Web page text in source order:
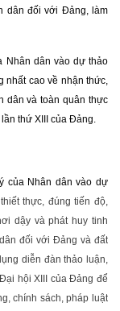
dân đối với Đảng, làm
Nhân dân vào dự thảo
nhất cao về nhận thức,
dân và toàn quân thực
thứ XIII của Đảng.
của Nhân dân vào dự
thực, đúng tiến độ,
dậy và phát huy tinh
đối với Đảng và đất
diễn đàn thảo luận,
hội XIII của Đảng để
chính sách, pháp luật